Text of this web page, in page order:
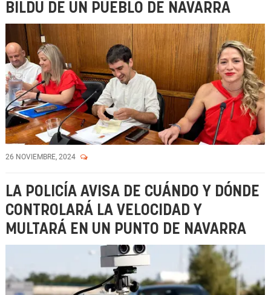
BILDU DE UN PUEBLO DE NAVARRA
26 NOVIEMBRE, 2024
LA POLICÍA AVISA DE CUÁNDO Y DÓNDE
CONTROLARÁ LA VELOCIDAD Y
MULTARÁ EN UN PUNTO DE NAVARRA